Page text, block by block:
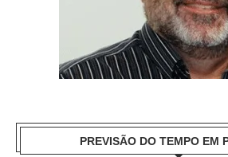
PREVISÃO DO TEMPO EM